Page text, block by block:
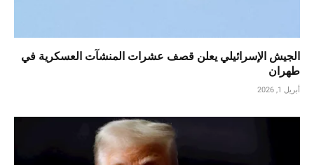
الجيش الإسرائيلي يعلن قصف عشرات المنشآت العسكرية في
طهران
أبريل 1, 2026